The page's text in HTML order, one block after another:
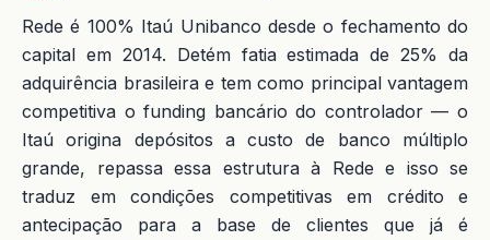
Rede é 100% Itaú Unibanco desde o fechamento do
capital em 2014. Detém fatia estimada de 25% da
adquirência brasileira e tem como principal vantagem
competitiva o funding bancário do controlador — o
Itaú origina depósitos a custo de banco múltiplo
grande, repassa essa estrutura à Rede e isso se
traduz em condições competitivas em crédito e
antecipação para a base de clientes que já é